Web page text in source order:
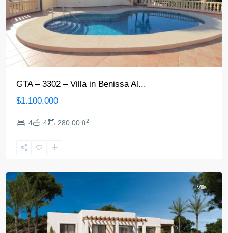
GTA – 3302 – Villa in Benissa Al...
$1.100.000
4 4 280.00 ft2
Villa